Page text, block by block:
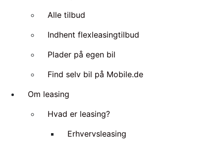
Alle tilbud
Indhent flexleasingtilbud
Plader på egen bil
Find selv bil på Mobile.de
Om leasing
Hvad er leasing?
Erhvervsleasing